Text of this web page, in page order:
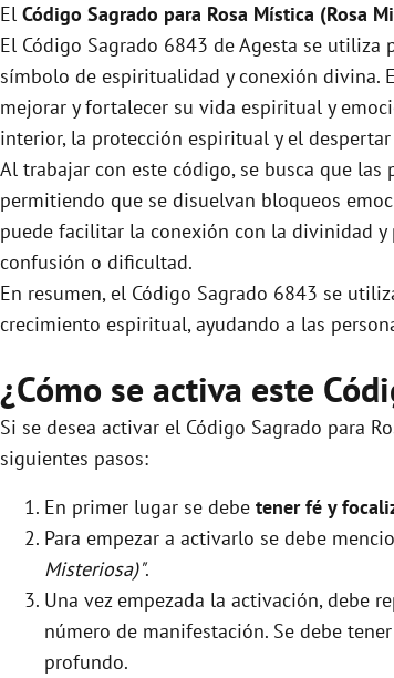
El Código Sagrado para Rosa Mística (Rosa
El Código Sagrado 6843 de Agesta se
símbolo de espiritualidad y conexión divina.
mejorar y fortalecer su vida espiritual y
interior, la protección espiritual y el
Al trabajar con este código, se busca que
permitiendo que se disuelvan bloqueos
puede facilitar la conexión con la divinidad
confusión o dificultad.
En resumen, el Código Sagrado 6843 se
crecimiento espiritual, ayudando a las
¿Cómo se activa este
Si se desea activar el Código Sagrado para
siguientes pasos:
En primer lugar se debe tener fé y
Para empezar a activarlo se debe
Misteriosa)".
Una vez empezada la activación, debe
número de manifestación. Se debe
profundo.